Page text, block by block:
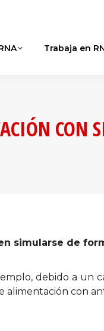
Trabaja en
CON
simularse de
debido a un
con